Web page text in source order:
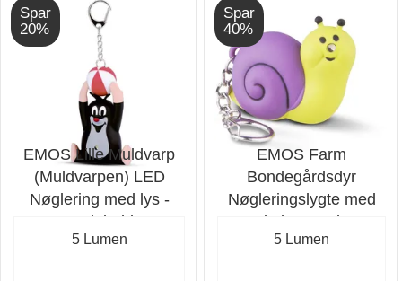
Spar
20%
EMOS Lille Muldvarp
(Muldvarpen) LED
Nøglering med lys -
Badebold
5 Lumen
Spar
40%
EMOS Farm
Bondegårdsdyr
Nøgleringslygte med
lyd - Snegl
5 Lumen